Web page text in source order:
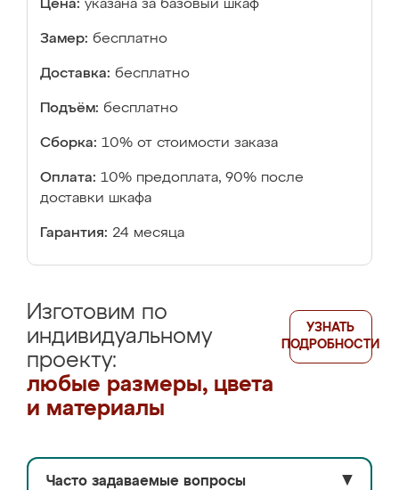
Цена: указана за базовый шкаф
Замер: бесплатно
Доставка: бесплатно
Подъём: бесплатно
Сборка: 10% от стоимости заказа
Оплата: 10% предоплата, 90% после
доставки шкафа
Гарантия: 24 месяца
Изготовим по
индивидуальному
проекту:
любые размеры, цвета
и материалы
УЗНАТЬ
ПОДРОБНОСТИ
Часто задаваемые вопросы ▼